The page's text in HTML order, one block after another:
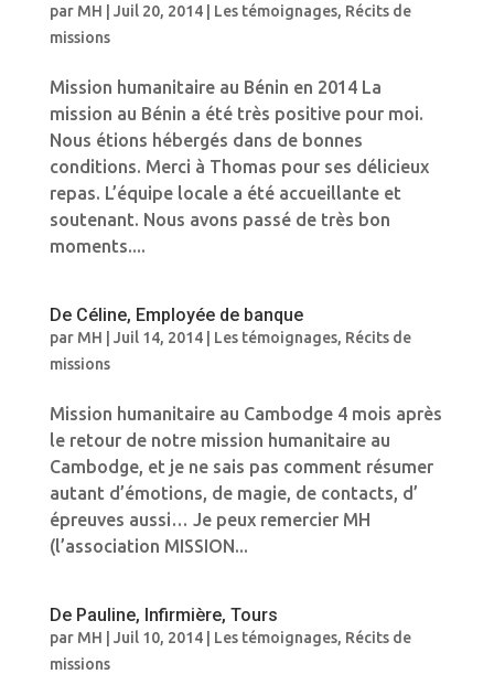
par MH Juil 20, 2014| Les témoignages, Récits de
missions
Mission humanitaire au Bénin en 2014 La
mission au Bénin a été très positive pour moi.
Nous étions hébergés dans de bonnes
conditions. Merci à Thomas pour ses délicieux
repas. L’équipe locale a été accueillante et
soutenant. Nous avons passé de très bon
moments....
De Céline, Employée de banque
par MH Juil 14, 2014| Les témoignages, Récits de
missions
Mission humanitaire au Cambodge 4 mois après
le retour de notre mission humanitaire au
Cambodge, et je ne sais pas comment résumer
autant d’émotions, de magie, de contacts, d’
épreuves aussi… Je peux remercier MH
(l’association MISSION...
De Pauline, Infirmière, Tours
par MH Juil 10, 2014| Les témoignages, Récits de
missions